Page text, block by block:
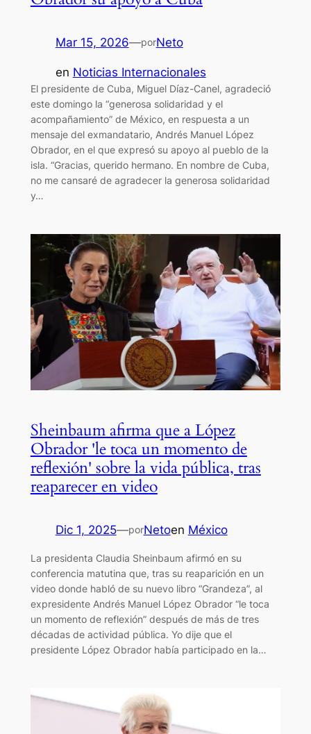
Mar 15, 2026—porNeto
en Noticias Internacionales
El presidente de Cuba, Miguel Díaz-Canel, agradeció
este domingo la “generosa solidaridad y el
acompañamiento” de México, en respuesta a un
mensaje del exmandatario, Andrés Manuel López
Obrador, en el que expresó su apoyo al pueblo de la
isla. “Gracias, querido hermano. En nombre de Cuba,
no me cansaré de agradecer la generosa solidaridad
y…
Sheinbaum afirma que a López
Obrador 'le toca un momento de
reflexión' sobre la vida pública, tras
reaparecer en video
Dic 1, 2025—porNetoen México
La presidenta Claudia Sheinbaum afirmó en su
conferencia matutina que, tras su reaparición en un
video donde habló de su nuevo libro “Grandeza”, al
expresidente Andrés Manuel López Obrador “le toca
un momento de reflexión” después de más de tres
décadas de actividad pública. Yo dije que el
presidente López Obrador había participado en la…